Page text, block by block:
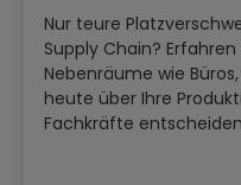
Nur teure
Supply Chain?
Nebenräume wie
heute über Ihre
Fachkräfte